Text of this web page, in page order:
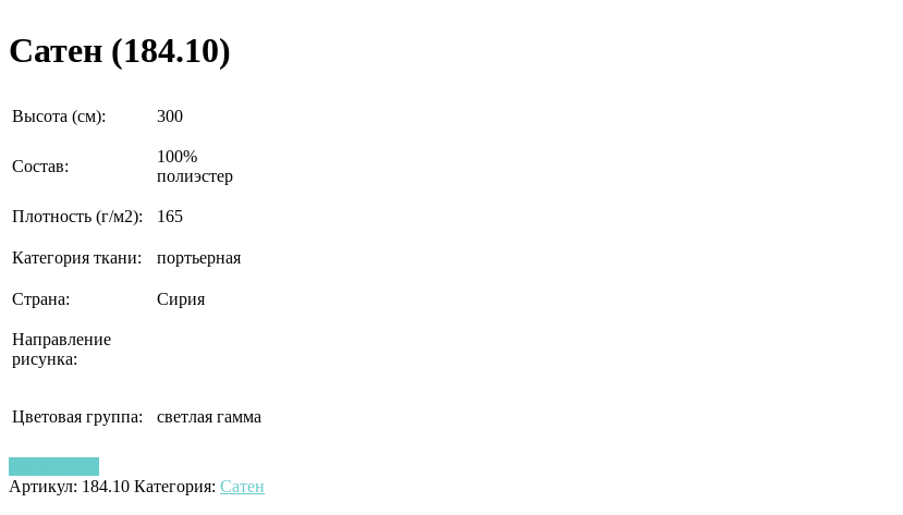
Сатен (184.10)
Высота (см): 300
Состав:
100%
полиэстер
Плотность (г/м2): 165
Категория ткани: портьерная
Страна: Сирия
Направление
рисунка:
Цветовая группа: светлая гамма
Артикул: 184.10 Категория: Сатен